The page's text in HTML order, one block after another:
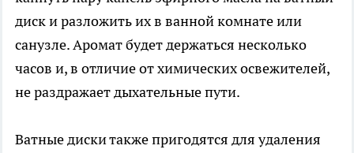
диск и разложить их в ванной комнате или
санузле. Аромат будет держаться несколько
часов и, в отличие от химических освежителей,
не раздражает дыхательные пути.
Ватные диски также пригодятся для удаления